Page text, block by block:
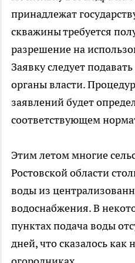
принадлежат
скважины требуется
разрешение на
Заявку следует
органы власти.
заявлений будет
соответствующем
Этим летом многие
Ростовской области
воды из
водоснабжения. В
пунктах подача воды
дней, что сказалось как